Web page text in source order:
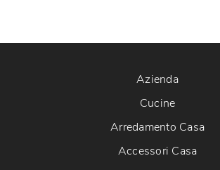
Azienda
Cucine
Arredamento Casa
Accessori Casa